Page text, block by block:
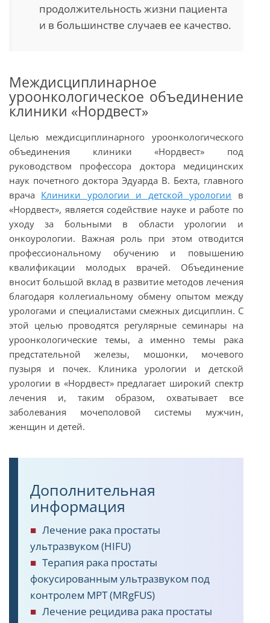
продолжительность жизни пациента
и в большинстве случаев ее качество.
Междисциплинарное
уроонкологическое объединение
клиники «Нордвест»
Целью междисциплинарного уроонкологического
объединения клиники «Нордвест» под
руководством профессора доктора медицинских
наук почетного доктора Эдуарда В. Бехта, главного
врача Клиники урологии и детской урологии в
«Нордвест», является содействие науке и работе по
уходу за больными в области урологии и
онкоурологии. Важная роль при этом отводится
профессиональному обучению и повышению
квалификации молодых врачей. Объединение
вносит большой вклад в развитие методов лечения
благодаря коллегиальному обмену опытом между
урологами и специалистами смежных дисциплин. С
этой целью проводятся регулярные семинары на
уроонкологические темы, а именно темы рака
предстательной железы, мошонки, мочевого
пузыря и почек. Клиника урологии и детской
урологии в «Нордвест» предлагает широкий спектр
лечения и, таким образом, охватывает все
заболевания мочеполовой системы мужчин,
женщин и детей.
Дополнительная
информация
Лечение рака простаты
ультразвуком (HIFU)
Терапия рака простаты
фокусированным ультразвуком под
контролем МРТ (MRgFUS)
Лечение рецидива рака простаты